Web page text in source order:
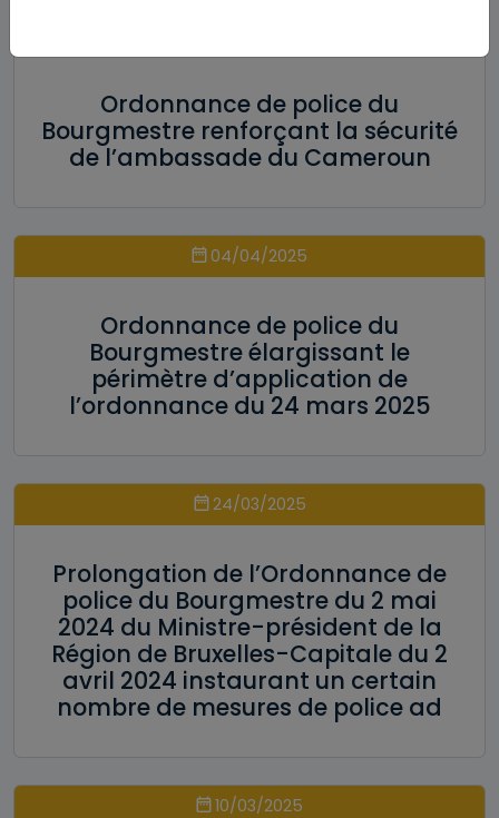
Ordonnance de police du
Bourgmestre renforçant la sécurité
de l’ambassade du Cameroun
04/04/2025
Ordonnance de police du
Bourgmestre élargissant le
périmètre d’application de
l’ordonnance du 24 mars 2025
24/03/2025
Prolongation de l’Ordonnance de
police du Bourgmestre du 2 mai
2024 du Ministre-président de la
Région de Bruxelles-Capitale du 2
avril 2024 instaurant un certain
nombre de mesures de police ad
10/03/2025